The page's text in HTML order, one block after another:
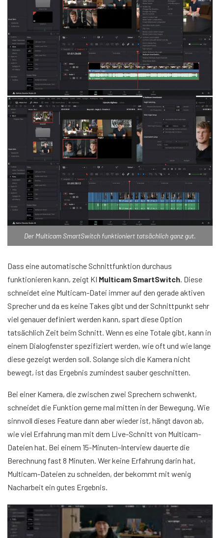
Der Multicam SmartSwitch funktioniert tatsächlich ganz gut.
Dass eine automatische Schnittfunktion durchaus
funktionieren kann, zeigt KI Multicam SmartSwitch. Diese
schneidet eine Multicam-Datei immer auf den gerade aktiven
Sprecher und da es keine Takes gibt und der Schnittpunkt sehr
viel genauer definiert werden kann, spart diese Option
tatsächlich Zeit beim Schnitt. Wenn es eine Totale gibt, kann in
einem Dialogfenster spezifiziert werden, wie oft und wie lange
diese gezeigt werden soll. Solange sich die Kamera nicht
bewegt, ist das Ergebnis zumindest sauber geschnitten.
Bei einer Kamera, die zwischen zwei Sprechern schwenkt,
schneidet die Funktion gerne mal mitten in der Bewegung. Wie
sinnvoll dieses Feature dann aber wieder ist, hängt davon ab,
wie viel Erfahrung man mit dem Live-Schnitt von Multicam-
Dateien hat. Bei einem 15-Minuten-Interview dauerte die
Berechnung fast 8 Minuten. Wer keine Erfahrung darin hat,
Multicam-Dateien zu schneiden, der bekommt mit wenig
Nacharbeit ein gutes Ergebnis.